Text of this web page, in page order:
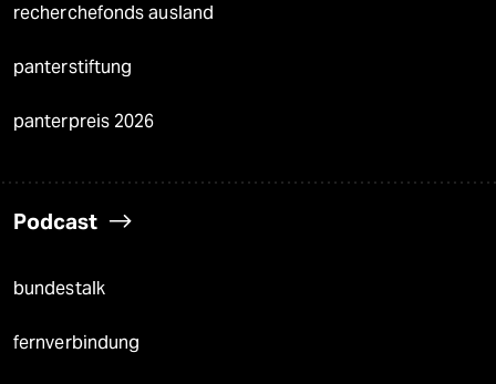
recherchefonds ausland
panterstiftung
panterpreis 2026
Podcast
bundestalk
fernverbindung